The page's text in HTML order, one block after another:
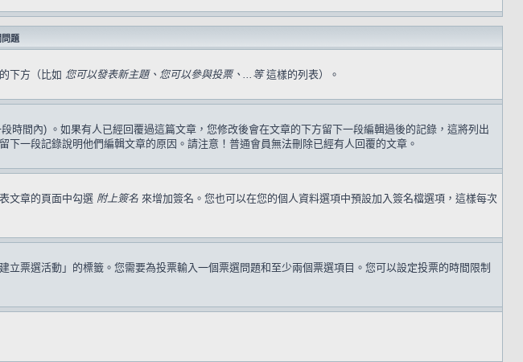
問題
下方（比如 您可以發表新主題、您可以參與投票、...等這樣的列表）。
時間內) 。如果有人已經回覆過這篇文章，您修改後會在文章的下方留下一段編輯過後的記錄，這將列出
一段記錄說明他們編輯文章的原因。請注意！普通會員無法刪除已經有人回覆的文章。
文章的頁面中勾選 附上簽名 來增加簽名。您也可以在您的個人資料選項中預設加入簽名檔選項，這樣每次
票選活動」的標籤。您需要為投票輸入一個票選問題和至少兩個票選項目。您可以設定投票的時間限制